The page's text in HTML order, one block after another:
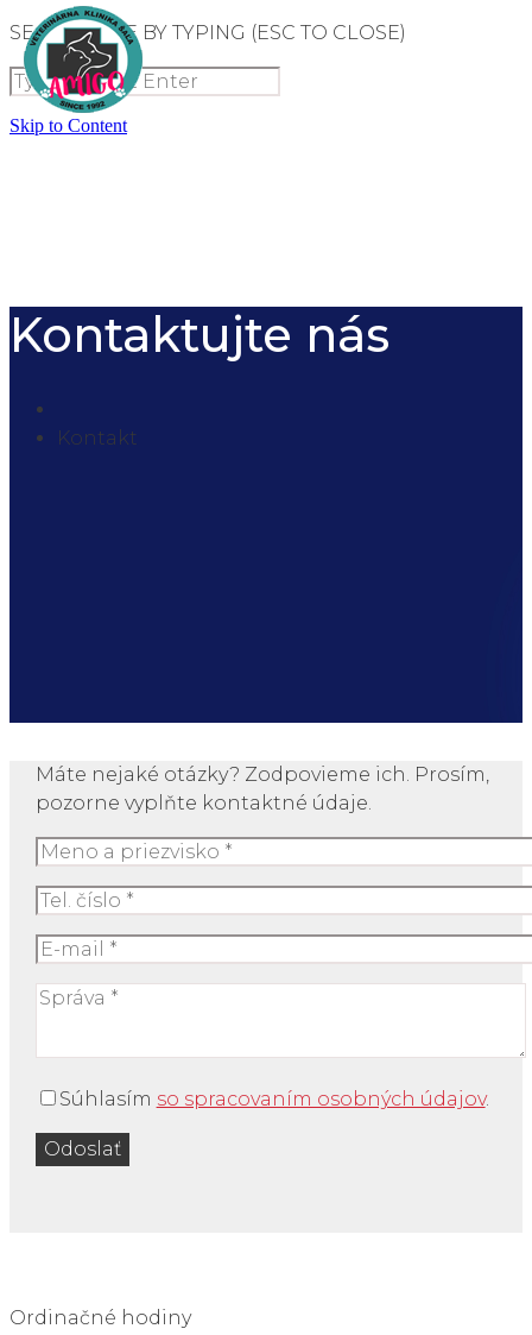
SEARCH SITE BY TYPING (ESC TO CLOSE)
Skip to Content
Kontaktujte nás
Kontakt
Máte nejaké otázky? Zodpovieme ich. Prosím,
pozorne vyplňte kontaktné údaje.
Súhlasím so spracovaním osobných údajov.
Ordinačné hodiny